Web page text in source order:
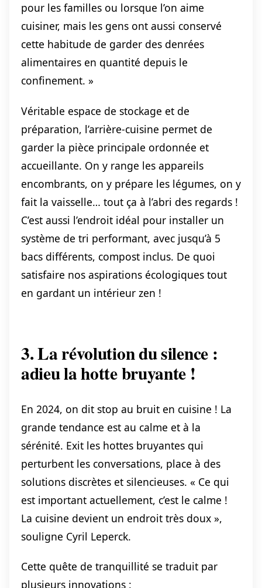
pour les familles ou lorsque l’on aime
cuisiner, mais les gens ont aussi conservé
cette habitude de garder des denrées
alimentaires en quantité depuis le
confinement. »
Véritable espace de stockage et de
préparation, l’arrière-cuisine permet de
garder la pièce principale ordonnée et
accueillante. On y range les appareils
encombrants, on y prépare les légumes, on y
fait la vaisselle… tout ça à l’abri des regards !
C’est aussi l’endroit idéal pour installer un
système de tri performant, avec jusqu’à 5
bacs différents, compost inclus. De quoi
satisfaire nos aspirations écologiques tout
en gardant un intérieur zen !
3. La révolution du silence :
adieu la hotte bruyante !
En 2024, on dit stop au bruit en cuisine ! La
grande tendance est au calme et à la
sérénité. Exit les hottes bruyantes qui
perturbent les conversations, place à des
solutions discrètes et silencieuses. « Ce qui
est important actuellement, c’est le calme !
La cuisine devient un endroit très doux »,
souligne Cyril Leperck.
Cette quête de tranquillité se traduit par
plusieurs innovations :